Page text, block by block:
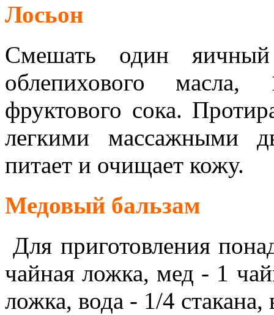
Лосьон
Смешать один
облепихового
фруктового сока.
легкими массажными
питает и очищает кожу.
Медовый бальзам
Для приготовления
чайная ложка, мед - 1
ложка, вода - 1/4 стакана,